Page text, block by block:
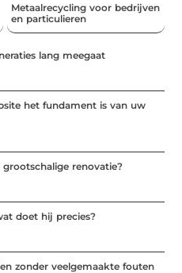
Metaalrecycling voor bedrijven
en particulieren
lang meegaat
het fundament is van uw
renovatie?
doet hij precies?
zonder veelgemaakte fouten